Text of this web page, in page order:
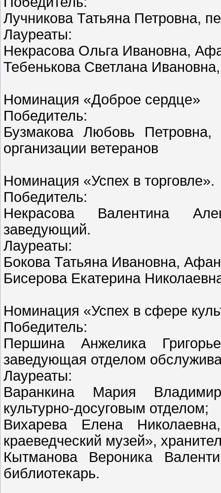
Лучникова Татьяна Петровна,
Лауреаты:
Некрасова Ольга Ивановна,
Тебенькова Светлана
Номинация «Доброе сердце»
Победитель:
Бузмакова Любовь Петровна,
организации ветеранов
Номинация «Успех в торговле».
Победитель:
Некрасова Валентина
заведующий.
Лауреаты:
Бокова Татьяна Ивановна,
Бисерова Екатерина
Номинация «Успех в сфере
Победитель:
Першина Анжелика
заведующая отделом
Лауреаты:
Варанкина Мария
культурно-досуговым отделом;
Вихарева Елена
краеведческий музей»,
Кытманова Вероника
библиотекарь.